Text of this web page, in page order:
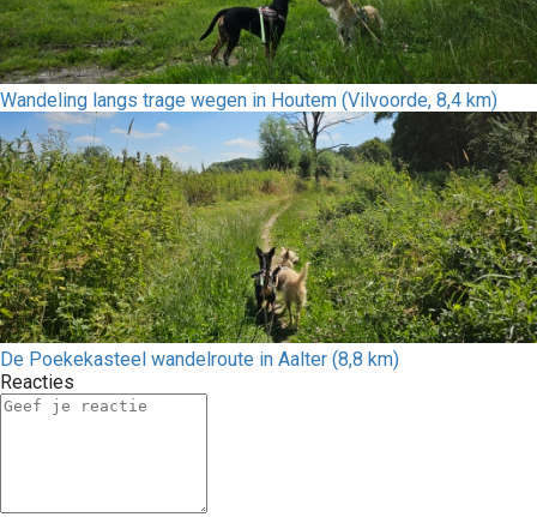
Wandeling langs trage wegen in Houtem (Vilvoorde, 8,4 km)
De Poekekasteel wandelroute in Aalter (8,8 km)
Reacties